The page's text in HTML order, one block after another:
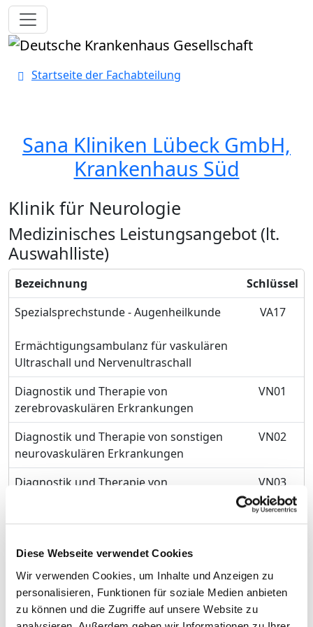
Diese Webseite verwendet Cookies
Wir verwenden Cookies, um Inhalte und Anzeigen zu
personalisieren, Funktionen für soziale Medien anbieten
zu können und die Zugriffe auf unsere Website zu
Toggle navigation
Startseite der Fachabteilung
Sana Kliniken Lübeck GmbH,
Krankenhaus Süd
Klinik für Neurologie
Medizinisches Leistungsangebot (lt.
Auswahlliste)
Bezeichnung
Schlüssel
Spezialsprechstunde - Augenheilkunde
Ermächtigungsambulanz für vaskulären
Ultraschall und Nervenultraschall
VA17
Diagnostik und Therapie von
zerebrovaskulären Erkrankungen
VN01
Diagnostik und Therapie von sonstigen
neurovaskulären Erkrankungen
VN02
Diagnostik und Therapie von
VN03
Diagnostik und Therapie von
VN04
Diagnostik und Therapie von
Anfallsleiden
VN05
Diagnostik und Therapie von malignen
VN06